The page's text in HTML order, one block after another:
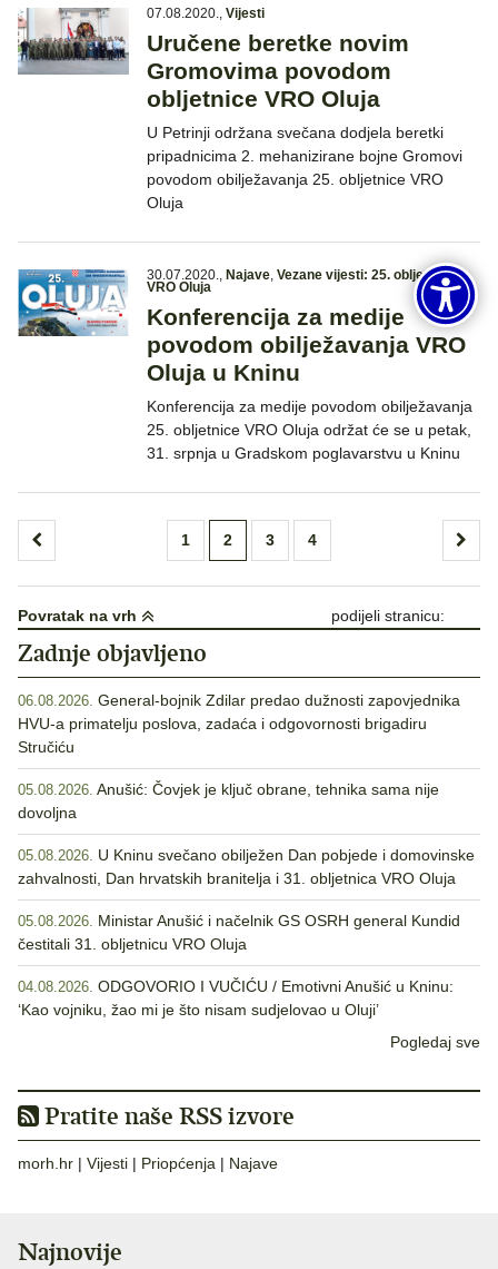
07.08.2020., Vijesti
Uručene beretke novim
Gromovima povodom
obljetnice VRO Oluja
U Petrinji održana svečana dodjela beretki
pripadnicima 2. mehanizirane bojne Gromovi
povodom obilježavanja 25. obljetnice VRO
Oluja
30.07.2020., Najave, Vezane vijesti: 25. obljetnica
VRO Oluja
Konferencija za medije
povodom obilježavanja VRO
Oluja u Kninu
Konferencija za medije povodom obilježavanja
25. obljetnice VRO Oluja održat će se u petak,
31. srpnja u Gradskom poglavarstvu u Kninu
Brojevi
objava
1 2 3 4
Povratak na vrh podijeli stranicu:
Zadnje objavljeno
06.08.2026. General-bojnik Zdilar predao dužnosti zapovjednika
HVU-a primatelju poslova, zadaća i odgovornosti brigadiru
Stručiću
05.08.2026. Anušić: Čovjek je ključ obrane, tehnika sama nije
dovoljna
05.08.2026. U Kninu svečano obilježen Dan pobjede i domovinske
zahvalnosti, Dan hrvatskih branitelja i 31. obljetnica VRO Oluja
05.08.2026. Ministar Anušić i načelnik GS OSRH general Kundid
čestitali 31. obljetnicu VRO Oluja
04.08.2026. ODGOVORIO I VUČIĆU / Emotivni Anušić u Kninu:
‘Kao vojniku, žao mi je što nisam sudjelovao u Oluji’
Pogledaj sve
Pratite naše RSS izvore
morh.hr | Vijesti | Priopćenja | Najave
Najnovije